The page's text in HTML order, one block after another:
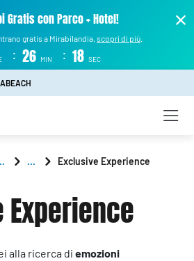
Gratis con Parco + Hotel!
gratis a Mirabilandia, scopri di più
: 26 MIN : 17 SEC
... Exclusive Experience
Experience
alla ricerca di emozioni